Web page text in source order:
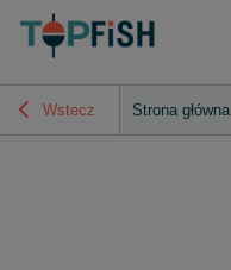
Wstecz Strona główna